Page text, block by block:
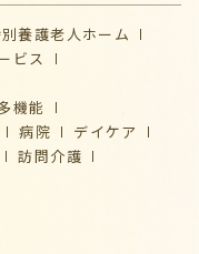
養護老人ホーム
ビス
機能
病院
デイケア
訪問介護